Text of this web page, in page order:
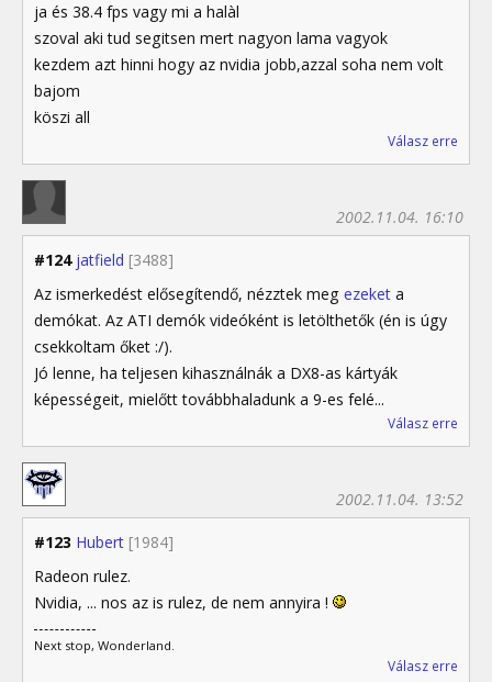
ja és 38.4 fps vagy mi a halàl
szoval aki tud segitsen mert nagyon lama vagyok
kezdem azt hinni hogy az nvidia jobb,azzal soha nem volt
bajom
köszi all
Válasz erre
#124 jatfield [3488]
2002.11.04. 16:10
Az ismerkedést elősegítendő, nézztek meg ezeket a
demókat. Az ATI demók videóként is letölthetők (én is úgy
csekkoltam őket :/).
Jó lenne, ha teljesen kihasználnák a DX8-as kártyák
képességeit, mielőtt továbbhaladunk a 9-es felé...
Válasz erre
#123 Hubert [1984]
2002.11.04. 13:52
Radeon rulez.
Nvidia, ... nos az is rulez, de nem annyira !
Next stop, Wonderland.
Válasz erre